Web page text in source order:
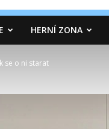
HERNÍ ZONA
se o ni starat